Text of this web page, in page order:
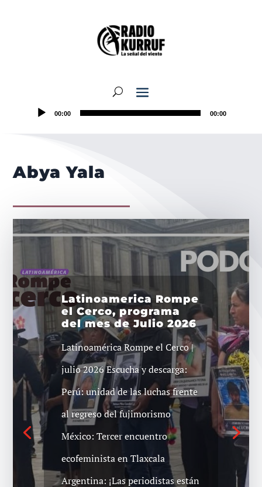
00:00 00:00
Abya Yala
Latinoamérica Rompe
el Cerco Junio 2026 |
9° temporada
Latinoamérica Rompe el Cerco
Escucha y
descarga:https://archive.org/deta
Colombia: contra toda tusa, el